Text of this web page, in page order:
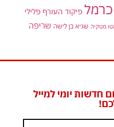
כרמל פיקוד העורף פלילי
מטקיה שגיא בן לישה שריפה
חדשות יומי למייל